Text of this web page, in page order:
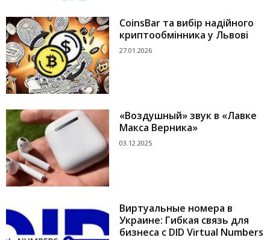
CoinsBar та вибір надійного
криптообмінника у Львові
27.01.2026
«Воздушный» звук в «Лавке
Макса Верника»
03.12.2025
Виртуальные номера в
Украине: Гибкая связь для
бизнеса с DID Virtual Numbers